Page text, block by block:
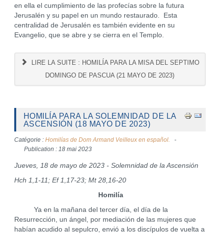
en ella el cumplimiento de las profecías sobre la futura
Jerusalén y su papel en un mundo restaurado. Esta
centralidad de Jerusalén es también evidente en su
Evangelio, que se abre y se cierra en el Templo.
LIRE LA SUITE : HOMILÍA PARA LA MISA DEL SEPTIMO
DOMINGO DE PASCUA (21 MAYO DE 2023)
HOMILÍA PARA LA SOLEMNIDAD DE LA
ASCENSIÓN (18 MAYO DE 2023)
Catégorie : Homilías de Dom Armand Veilleux en español.
Publication : 18 mai 2023
Jueves, 18 de mayo de 2023 - Solemnidad de la Ascensión
Hch 1,1-11; Ef 1,17-23; Mt 28,16-20
Homilía
Ya en la mañana del tercer día, el día de la
Resurrección, un ángel, por mediación de las mujeres que
habían acudido al sepulcro, envió a los discípulos de vuelta a